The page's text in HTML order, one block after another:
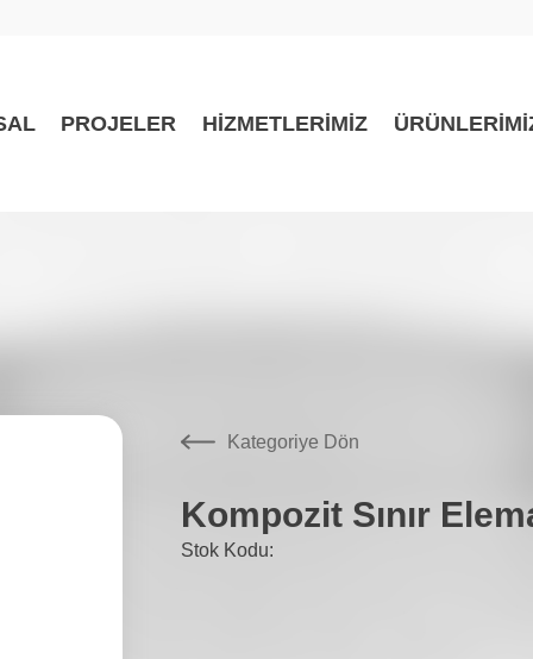
PROJELER HİZMETLERİMİZ
Kategoriye Dön
Kompozit Sınır
Stok Kodu: